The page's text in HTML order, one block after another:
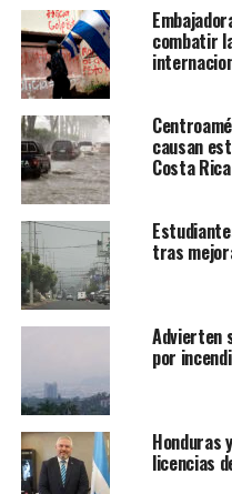
combatir
causan
Costa
tras
Advierten
por
Honduras
licencias